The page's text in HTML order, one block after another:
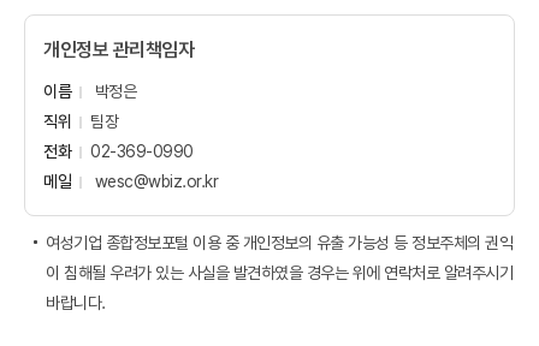
개인정보 관리책임자
이름
박정은
직위
팀장
전화
02-369-0990
메일
wesc@wbiz.or.kr
여성기업 종합정보포털 이용 중 개인정보의 유출 가능성 등 정보주체의 권익
이 침해될 우려가 있는 사실을 발견하였을 경우는 위에 연락처로 알려주시기
바랍니다.